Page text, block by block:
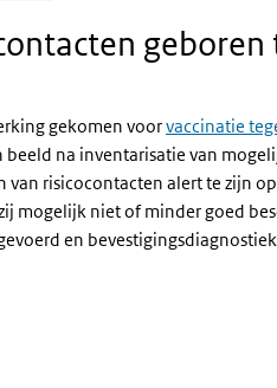
geboren
gekomen voorvaccinatie
na inventarisatie van
risicocontacten alert te zijn
mogelijk niet of minder goed
en